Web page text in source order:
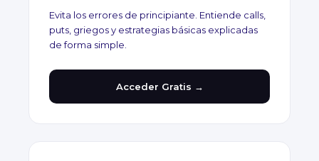
Evita los errores de principiante. Entiende calls,
puts, griegos y estrategias básicas explicadas
de forma simple.
Acceder Gratis →